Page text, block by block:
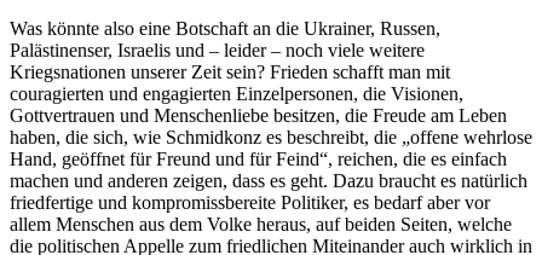
Was könnte also eine Botschaft an die Ukrainer, Russen,
Palästinenser, Israelis und – leider – noch viele weitere
Kriegsnationen unserer Zeit sein? Frieden schafft man mit
couragierten und engagierten Einzelpersonen, die Visionen,
Gottvertrauen und Menschenliebe besitzen, die Freude am Leben
haben, die sich, wie Schmidkonz es beschreibt, die „offene wehrlose
Hand, geöffnet für Freund und für Feind“, reichen, die es einfach
machen und anderen zeigen, dass es geht. Dazu braucht es natürlich
friedfertige und kompromissbereite Politiker, es bedarf aber vor
allem Menschen aus dem Volke heraus, auf beiden Seiten, welche
die politischen Appelle zum friedlichen Miteinander auch wirklich in